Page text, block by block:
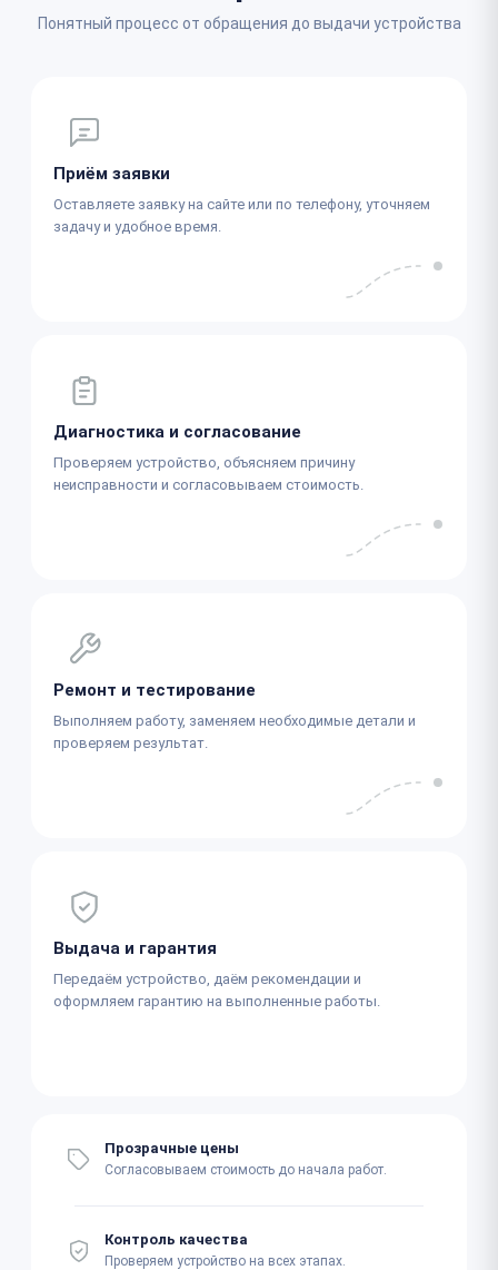
Понятный процесс от обращения до выдачи устройства
Приём заявки
Оставляете заявку на сайте или по телефону, уточняем
задачу и удобное время.
Диагностика и согласование
Проверяем устройство, объясняем причину
неисправности и согласовываем стоимость.
Ремонт и тестирование
Выполняем работу, заменяем необходимые детали и
проверяем результат.
Выдача и гарантия
Передаём устройство, даём рекомендации и
оформляем гарантию на выполненные работы.
Прозрачные цены
Согласовываем стоимость до начала работ.
Контроль качества
Проверяем устройство на всех этапах.